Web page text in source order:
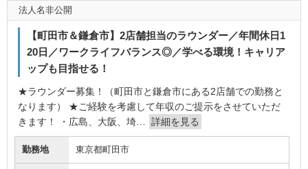
法人名非公開
【町田市＆鎌倉市】2店舗担当のラウンダー／年間休日1
20日／ワークライフバランス◎／学べる環境！キャリア
ップも目指せる！
★ラウンダー募集！（町田市と鎌倉市にある2店舗での勤務と
なります） ★ご経験を考慮して年収のご提示をさせていただ
きます！ ・広島、大阪、埼…
詳細を見る
勤務地 東京都町田市